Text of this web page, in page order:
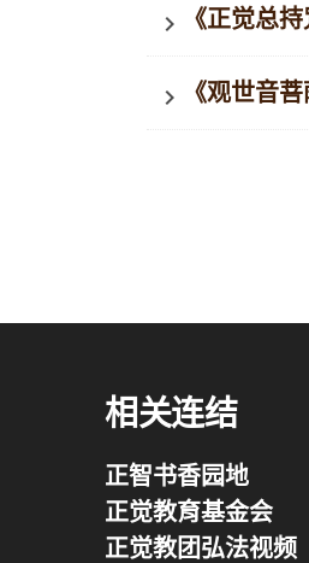
keyboard_arrow_right 《正觉总持
keyboard_arrow_right 《观世音
相关连结
正智书香园地
正觉教育基金会
正觉教团弘法视频